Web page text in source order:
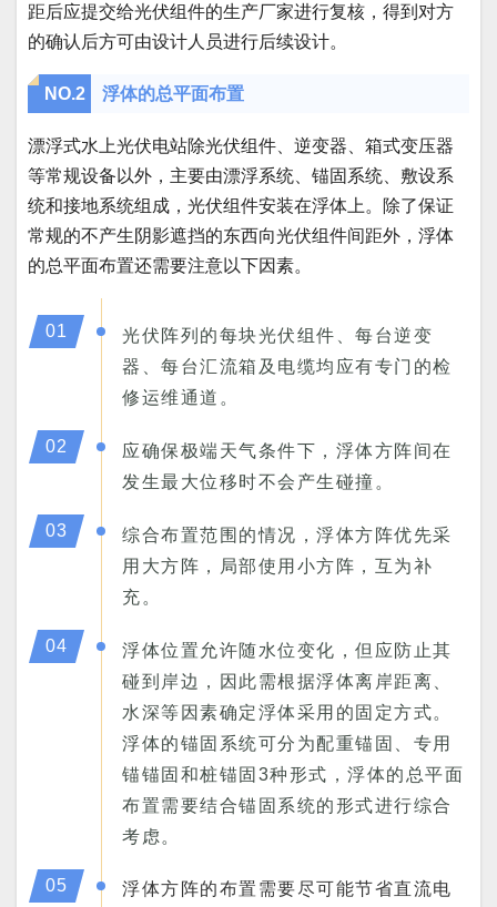
距后应提交给光伏组件的生产厂家进行复核，得到对方
的确认后方可由设计人员进行后续设计。
NO.2 浮体的总平面布置
漂浮式水上光伏电站除光伏组件、逆变器、箱式变压器
等常规设备以外，主要由漂浮系统、锚固系统、敷设系
统和接地系统组成，光伏组件安装在浮体上。除了保证
常规的不产生阴影遮挡的东西向光伏组件间距外，浮体
的总平面布置还需要注意以下因素。
01
光伏阵列的每块光伏组件、每台逆变
器、每台汇流箱及电缆均应有专门的检
修运维通道。
02
应确保极端天气条件下，浮体方阵间在
发生最大位移时不会产生碰撞。
03
综合布置范围的情况，浮体方阵优先采
用大方阵，局部使用小方阵，互为补
充。
04
浮体位置允许随水位变化，但应防止其
碰到岸边，因此需根据浮体离岸距离、
水深等因素确定浮体采用的固定方式。
浮体的锚固系统可分为配重锚固、专用
锚锚固和桩锚固3种形式，浮体的总平面
布置需要结合锚固系统的形式进行综合
考虑。
05
浮体方阵的布置需要尽可能节省直流电